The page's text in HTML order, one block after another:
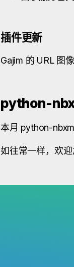
插件更新
Gajim 的 URL 图
python-
本月 python-
如往常一样，欢迎